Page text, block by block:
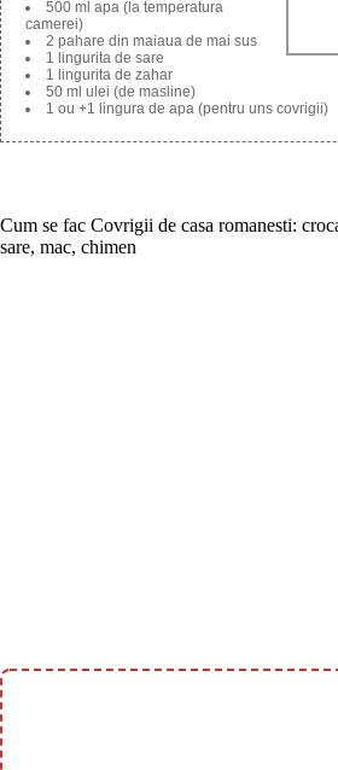
500 ml apa (la temperatura
camerei)
2 pahare din maiaua de mai sus
1 lingurita de sare
1 lingurita de zahar
50 ml ulei (de masline)
1 ou +1 lingura de apa (pentru uns covrigii)
Cum se fac Covrigii de casa romanesti:
sare, mac, chimen